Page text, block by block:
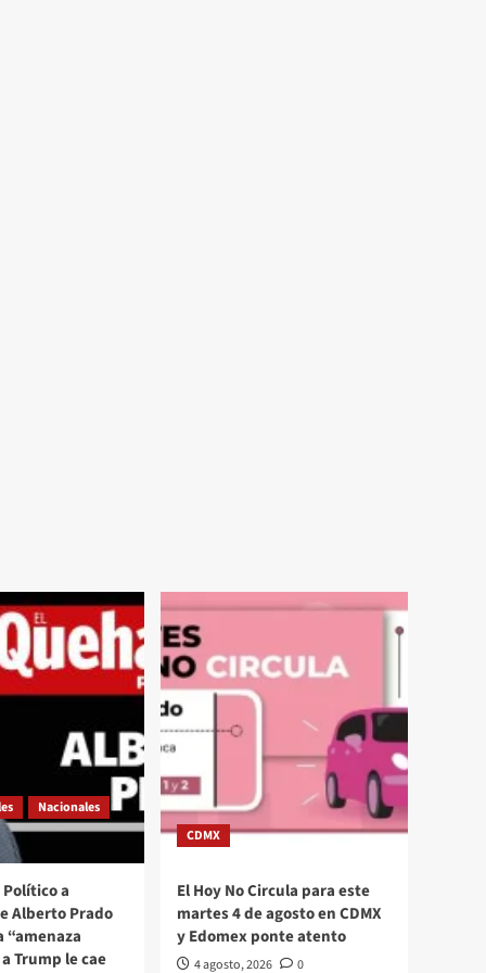
Nacionales
Político a
Alberto Prado
“amenaza
Trump le cae
CDMX
El Hoy No Circula para este
martes 4 de agosto en CDMX
y Edomex ponte atento
4 agosto, 2026 0